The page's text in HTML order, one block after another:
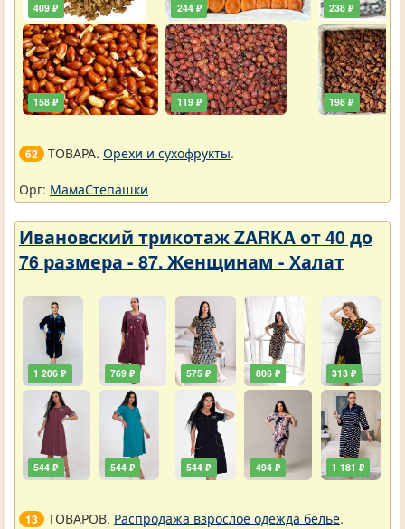
409 ₽
158 ₽
244 ₽
119 ₽
238 ₽
198 ₽
62 ТОВАРА. Орехи и сухофрукты.
Орг: МамаСтепашки
Ивановский трикотаж ZARKA от 40 до
76 размера - 87. Женщинам - Халат
1 206 ₽
544 ₽
769 ₽
544 ₽
575 ₽
544 ₽
806 ₽
494 ₽
313 ₽
1 181 ₽
13 ТОВАРОВ. Распродажа взрослое одежда белье.